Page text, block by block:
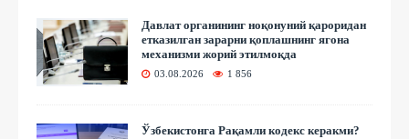
Давлат органининг ноқонуний қароридан
етказилган зарарни қоплашнинг ягона
механизми жорий этилмоқда
03.08.2026 1 856
Ўзбекистонга Рақамли кодекс керакми?